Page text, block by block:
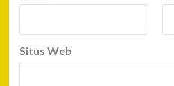
Situs Web